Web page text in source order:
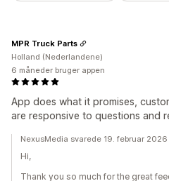
App does what it promises,
are responsive to questions and
MPR Truck Parts
Holland (Nederlandene)
6 måneder bruger appen
NexusMedia svarede 19. februar 2026
Hi,
Thank you so much for the great